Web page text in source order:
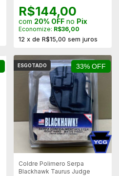
R$144,00
com 20% OFFno Pix
Economize: R$36,00
12 x de R$15,00 sem juros
33% OFF
ESGOTADO
Coldre Polimero Serpa
Blackhawk Taurus Judge